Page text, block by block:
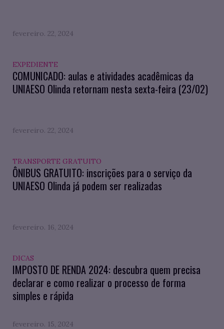
fevereiro. 22, 2024
EXPEDIENTE
COMUNICADO: aulas e atividades acadêmicas da
UNIAESO Olinda retornam nesta sexta-feira (23/02)
fevereiro. 22, 2024
TRANSPORTE GRATUITO
ÔNIBUS GRATUITO: inscrições para o serviço da
UNIAESO Olinda já podem ser realizadas
fevereiro. 16, 2024
DICAS
IMPOSTO DE RENDA 2024: descubra quem precisa
declarar e como realizar o processo de forma
simples e rápida
fevereiro. 15, 2024